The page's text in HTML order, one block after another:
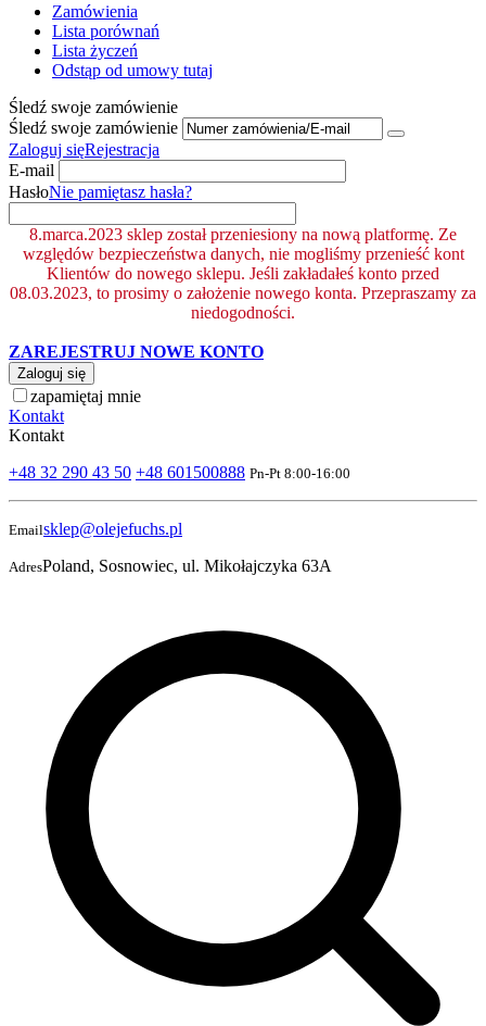
Zamówienia
Lista porównań
Lista życzeń
Odstąp od umowy tutaj
Śledź swoje zamówienie
Śledź swoje zamówienie
Zaloguj sięRejestracja
E-mail
HasłoNie pamiętasz hasła?
8.marca.2023 sklep został przeniesiony na nową platformę. Ze
względów bezpieczeństwa danych, nie mogliśmy przenieść kont
Klientów do nowego sklepu. Jeśli zakładałeś konto przed
08.03.2023, to prosimy o założenie nowego konta. Przepraszamy za
niedogodności.
ZAREJESTRUJ NOWE KONTO
Zaloguj się
zapamiętaj mnie
Kontakt
Kontakt
+48 32 290 43 50 +48 601500888 Pn-Pt 8:00-16:00
Emailsklep@olejefuchs.pl
AdresPoland, Sosnowiec, ul. Mikołajczyka 63A